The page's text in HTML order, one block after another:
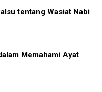
tentang Wasiat Nabi
Memahami Ayat